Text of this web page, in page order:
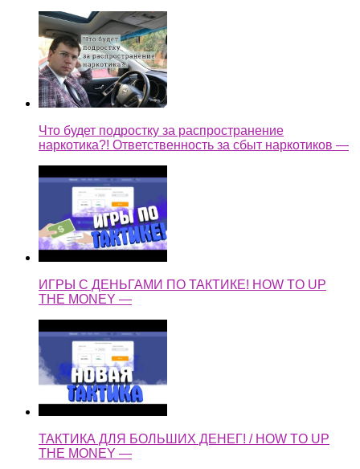
Что будет подростку за распространение
наркотика?! Ответственность за сбыт наркотиков —
ИГРЫ С ДЕНЬГАМИ ПО ТАКТИКЕ! HOW TO UP
THE MONEY —
ТАКТИКА ДЛЯ БОЛЬШИХ ДЕНЕГ! / HOW TO UP
THE MONEY —